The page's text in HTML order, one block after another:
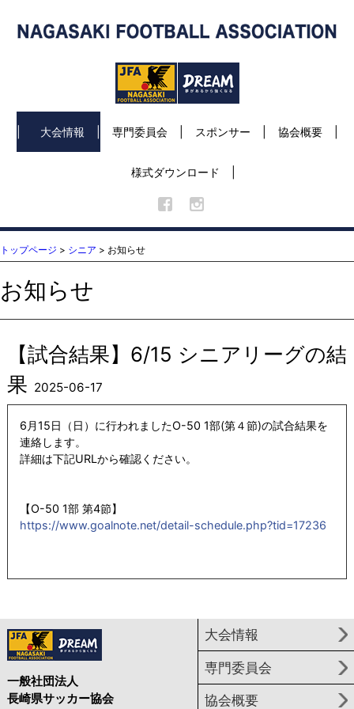
大会情報 専門委員会 スポンサー 協会概要
様式ダウンロード
トップページ > シニア > お知らせ
お知らせ
【試合結果】6/15 シニアリーグの結
果 2025-06-17
6月15日（日）に行われましたO-50 1部(第４節)の試合結果を
連絡します。
詳細は下記URLから確認ください。
【O-50 1部 第4節】
https://www.goalnote.net/detail-schedule.php?tid=17236
一般社団法人
長崎県サッカー協会
大会情報
専門委員会
協会概要